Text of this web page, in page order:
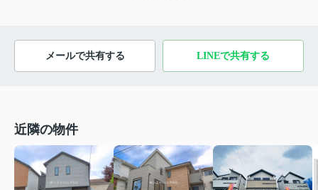
メールで共有する LINEで共有する
近隣の物件